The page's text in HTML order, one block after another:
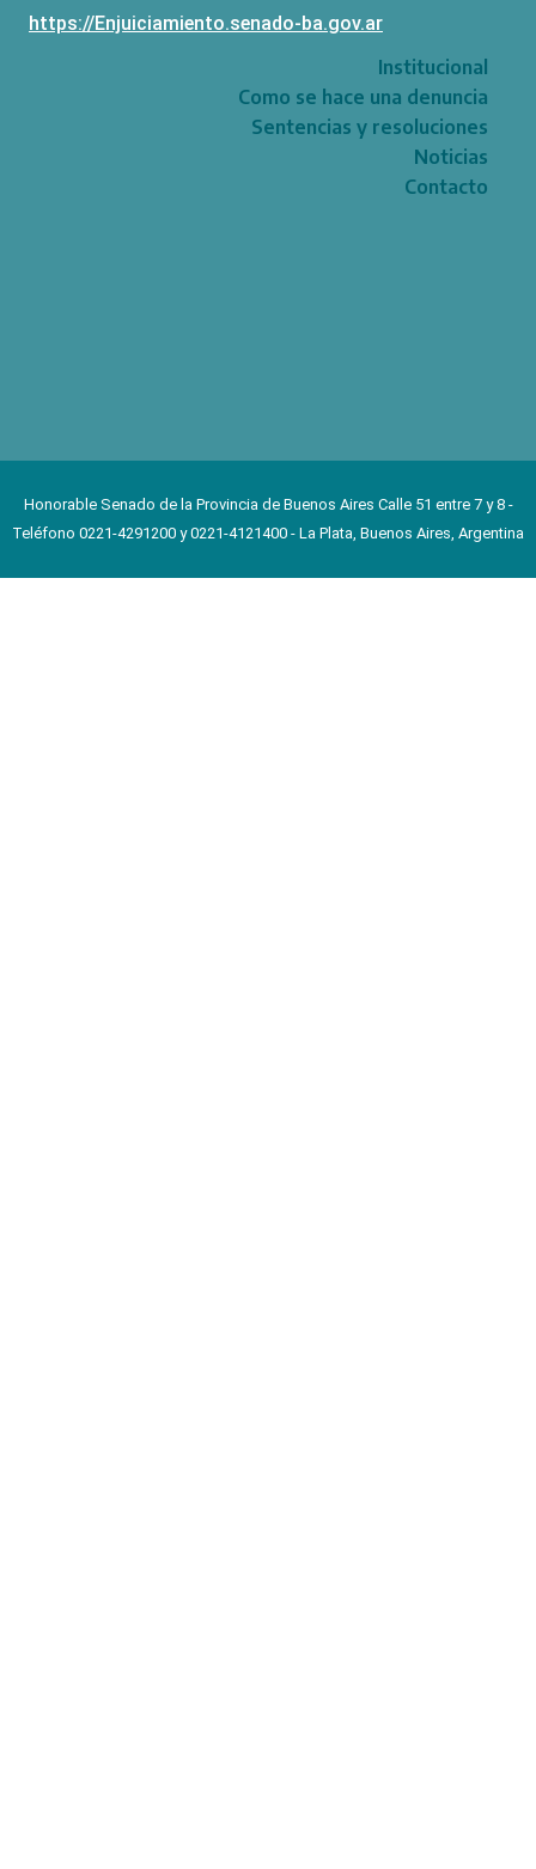
Honorable Senado de la Provincia de Buenos Aires Calle 51 entre 7 y 8 -
Teléfono 0221-4291200 y 0221-4121400 - La Plata, Buenos Aires, Argentina
https://Enjuiciamiento.senado-ba.gov.ar
Institucional
Como se hace una denuncia
Sentencias y resoluciones
Noticias
Contacto